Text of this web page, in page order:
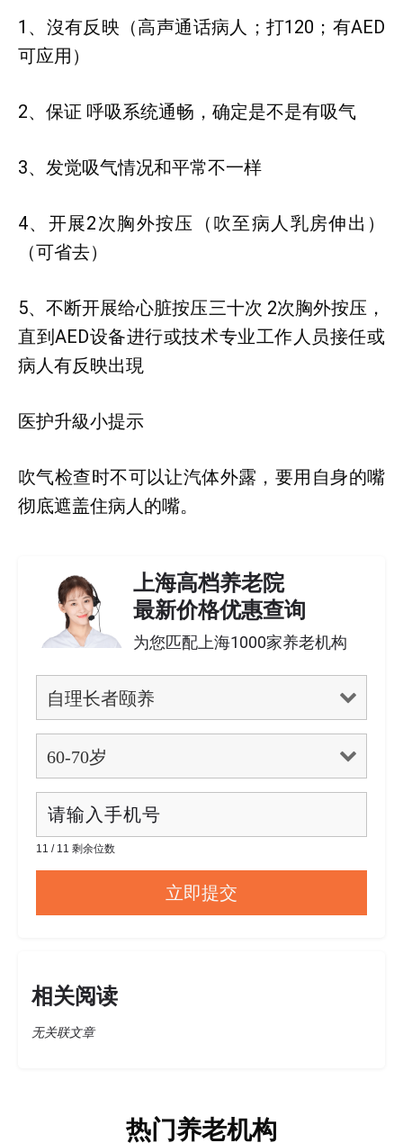
1、沒有反映（高声通话病人；打120；有AED
可应用）
2、保证 呼吸系统通畅，确定是不是有吸气
3、发觉吸气情况和平常不一样
4、开展2次胸外按压（吹至病人乳房伸出）
（可省去）
5、不断开展给心脏按压三十次 2次胸外按压，
直到AED设备进行或技术专业工作人员接任或
病人有反映出現
医护升級小提示
吹气检查时不可以让汽体外露，要用自身的嘴
彻底遮盖住病人的嘴。
上海高档养老院
最新价格优惠查询
为您匹配上海1000家养老机构
11 / 11 剩余位数
相关阅读
无关联文章
热门养老机构